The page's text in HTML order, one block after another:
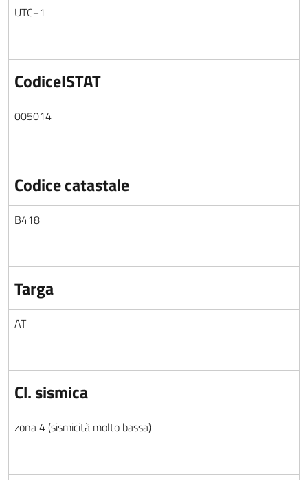
UTC+1
CodiceISTAT
005014
Codice catastale
B418
Targa
AT
Cl. sismica
zona 4 (sismicità molto bassa)